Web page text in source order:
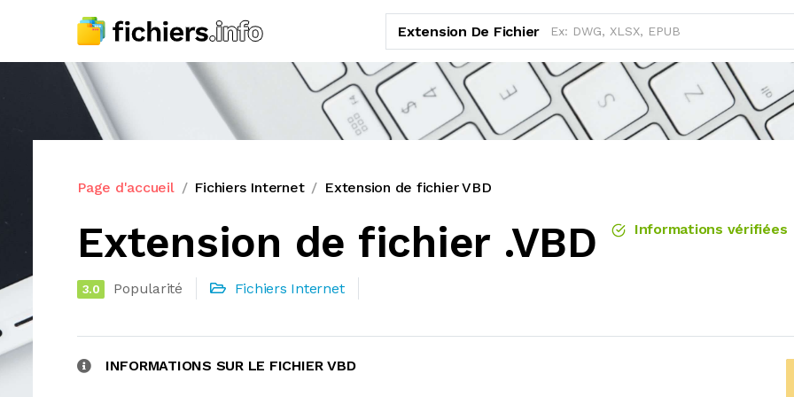
Extension De Fichier
Page d'accueil Fichiers Internet Extension de fichier VBD
Extension de fichier .VBD Informations vérifiées
3.0 Popularité Fichiers Internet
INFORMATIONS SUR LE FICHIER VBD